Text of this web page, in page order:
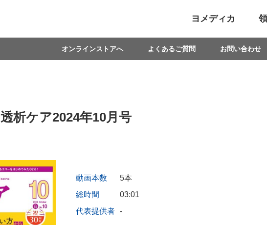
ヨメディカ
オンラインストアへ よくあるご質問 お問い合わせ
透析ケア2024年10月号
動画本数
5本
総時間
03:01
代表提供者 -